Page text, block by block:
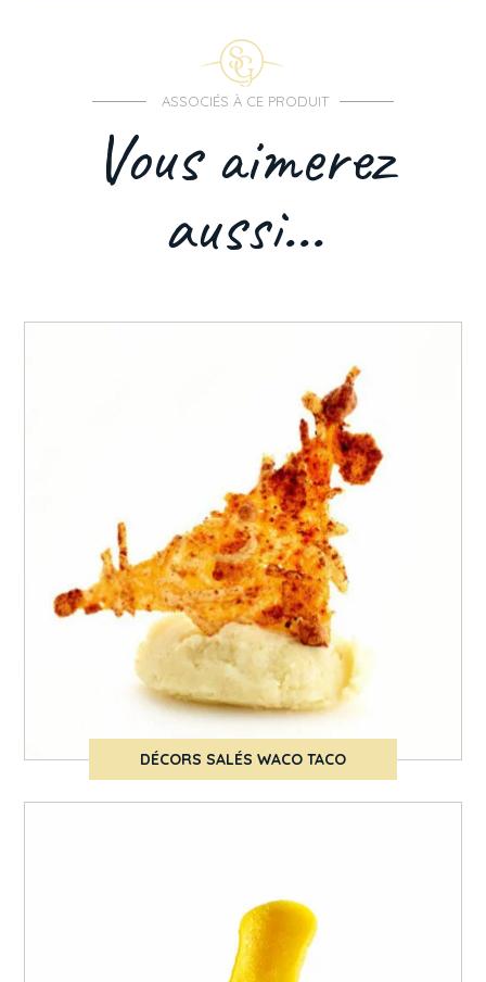
ASSOCIÉS À CE PRODUIT
Vous aimerez
aussi...
DÉCORS SALÉS WACO TACO